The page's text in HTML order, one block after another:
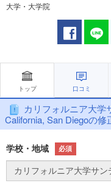
大学・大学院
トップ 口コミ
カリフォルニア大学
California, San Diegoの修
学校・地域 必須